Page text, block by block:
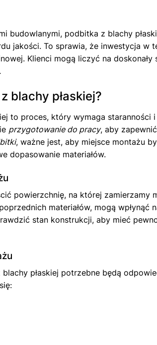
budowlanymi, podbitka z blachy
jakości. To sprawia, że inwestycja w
Klienci mogą liczyć na
blachy płaskiej?
to proces, który wymaga staranności
przygotowanie do pracy, aby
, ważne jest, aby miejsce montażu
dopasowanie materiałów.
powierzchnię, na której zamierzamy
materiałów, mogą wpłynąć
stan konstrukcji, aby mieć
płaskiej potrzebne będą